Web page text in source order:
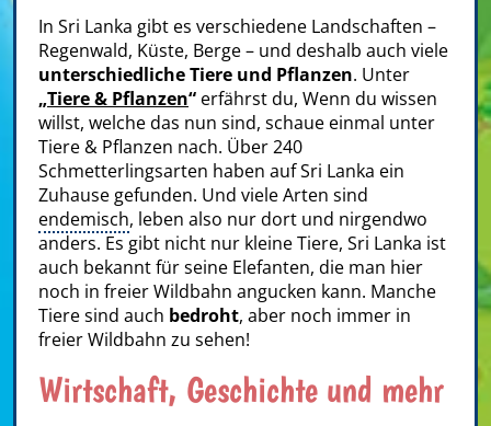
In Sri Lanka gibt es verschiedene Landschaften –
Regenwald, Küste, Berge – und deshalb auch viele
unterschiedliche Tiere und Pflanzen. Unter
„Tiere & Pflanzen“ erfährst du, Wenn du wissen
willst, welche das nun sind, schaue einmal unter
Tiere & Pflanzen nach. Über 240
Schmetterlingsarten haben auf Sri Lanka ein
Zuhause gefunden. Und viele Arten sind
endemisch, leben also nur dort und nirgendwo
anders. Es gibt nicht nur kleine Tiere, Sri Lanka ist
auch bekannt für seine Elefanten, die man hier
noch in freier Wildbahn angucken kann. Manche
Tiere sind auch bedroht, aber noch immer in
freier Wildbahn zu sehen!
Wirtschaft, Geschichte und mehr